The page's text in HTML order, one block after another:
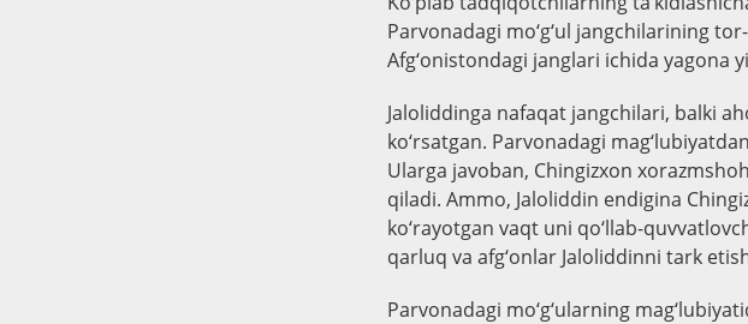
Parvonadagi mo‘g‘ul jangchilarining
Afg‘onistondagi janglari ichida yagona
Jaloliddinga nafaqat jangchilari, balki
ko‘rsatgan. Parvonadagi
Ularga javoban, Chingizxon
qiladi. Ammo, Jaloliddin endigina
ko‘rayotgan vaqt uni qo‘llab-
qarluq va afg‘onlar Jaloliddinni tark
Parvonadagi mo‘g‘ularning